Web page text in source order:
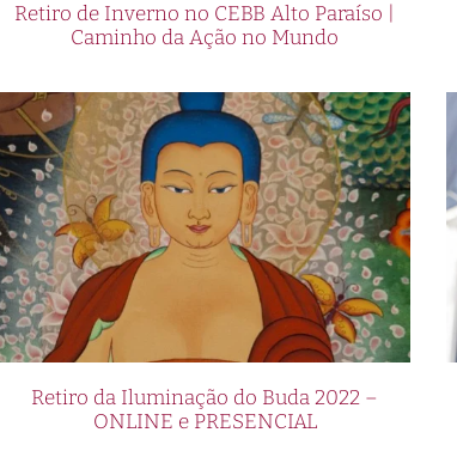
Retiro de Inverno no CEBB Alto Paraíso |
Caminho da Ação no Mundo
Retiro da Iluminação do Buda 2022 –
ONLINE e PRESENCIAL